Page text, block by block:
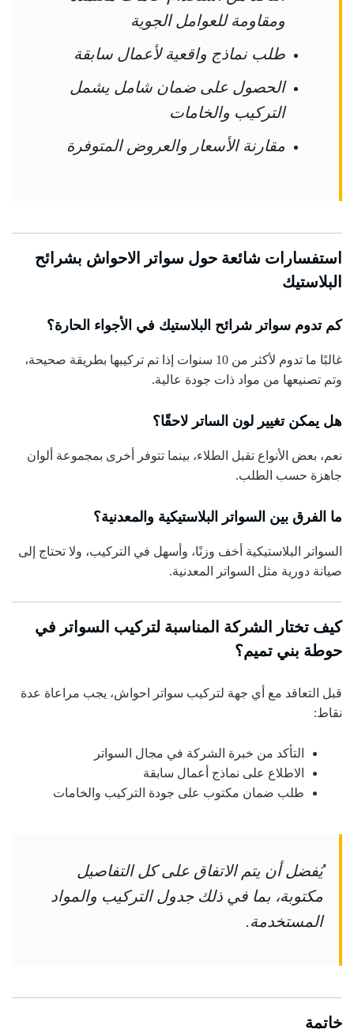
ومقاومة للعوامل الجوية
طلب نماذج واقعية لأعمال سابقة
الحصول على ضمان شامل يشمل
التركيب والخامات
مقارنة الأسعار والعروض المتوفرة
استفسارات شائعة حول سواتر الاحواش بشرائح
البلاستيك
كم تدوم سواتر شرائح البلاستيك في الأجواء الحارة؟
غالبًا ما تدوم لأكثر من 10 سنوات إذا تم تركيبها بطريقة صحيحة،
وتم تصنيعها من مواد ذات جودة عالية.
هل يمكن تغيير لون الساتر لاحقًا؟
نعم، بعض الأنواع تقبل الطلاء، بينما تتوفر أخرى بمجموعة ألوان
جاهزة حسب الطلب.
ما الفرق بين السواتر البلاستيكية والمعدنية؟
السواتر البلاستيكية أخف وزنًا، وأسهل في التركيب، ولا تحتاج إلى
صيانة دورية مثل السواتر المعدنية.
كيف تختار الشركة المناسبة لتركيب السواتر في
حوطة بني تميم؟
قبل التعاقد مع أي جهة لتركيب سواتر احواش، يجب مراعاة عدة
نقاط:
التأكد من خبرة الشركة في مجال السواتر
الاطلاع على نماذج أعمال سابقة
طلب ضمان مكتوب على جودة التركيب والخامات
يُفضل أن يتم الاتفاق على كل التفاصيل
مكتوبة، بما في ذلك جدول التركيب والمواد
المستخدمة.
خاتمة